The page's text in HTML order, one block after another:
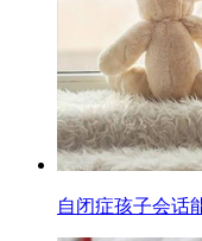
自闭症孩子会话